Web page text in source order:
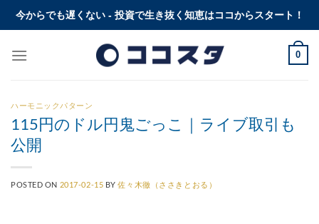
Skip今からでも遅くない - 投資で生き抜く知恵はココからスタート！
0
ハーモニックパターン
115円のドル円鬼ごっこ｜ライブ取引も
公開
POSTED ON 2017-02-15 BY佐々木徹（ささきとおる）